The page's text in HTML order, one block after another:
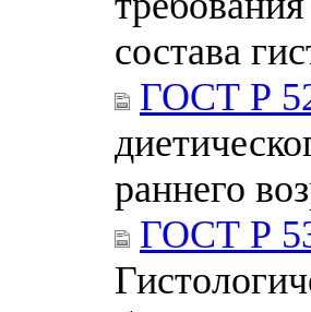
состава
ГОСТ Р
раннего
ГОСТ Р